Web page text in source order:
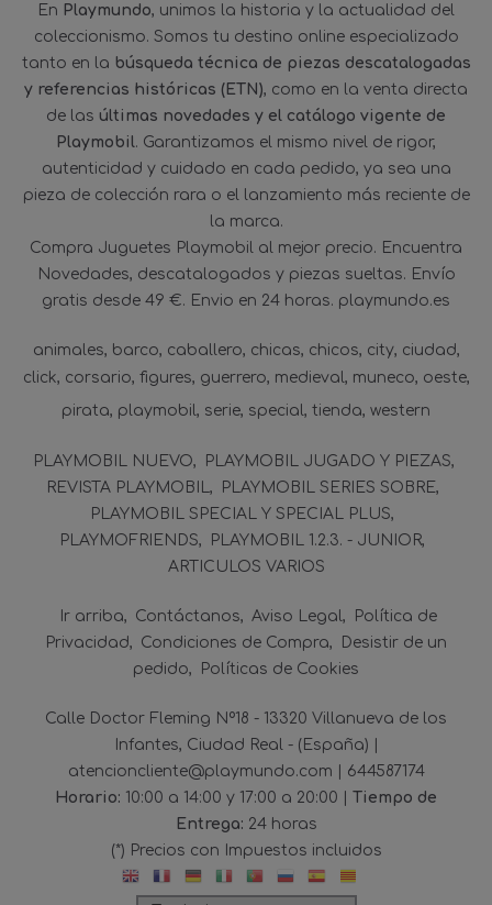
En Playmundo, unimos la historia y la actualidad del
coleccionismo. Somos tu destino online especializado
tanto en la búsqueda técnica de piezas descatalogadas
y referencias históricas (ETN), como en la venta directa
de las últimas novedades y el catálogo vigente de
Playmobil. Garantizamos el mismo nivel de rigor,
autenticidad y cuidado en cada pedido, ya sea una
pieza de colección rara o el lanzamiento más reciente de
la marca.
Compra Juguetes Playmobil al mejor precio. Encuentra
Novedades, descatalogados y piezas sueltas. Envío
gratis desde 49 €. Envio en 24 horas. playmundo.es
animales barco caballero chicas chicos city ciudad
click corsario figures guerrero medieval muneco oeste
pirata playmobil serie special tienda western
PLAYMOBIL NUEVO
PLAYMOBIL JUGADO Y PIEZAS
REVISTA PLAYMOBIL
PLAYMOBIL SERIES SOBRE
PLAYMOBIL SPECIAL Y SPECIAL PLUS
PLAYMOFRIENDS
PLAYMOBIL 1.2.3. - JUNIOR
ARTICULOS VARIOS
Ir arriba Contáctanos Aviso Legal
Política de
Privacidad
Condiciones de Compra
Desistir de un
pedido
Políticas de Cookies
Calle Doctor Fleming Nº18 - 13320 Villanueva de los
Infantes, Ciudad Real - (España) |
atencioncliente@playmundo.com | 644587174
Horario: 10:00 a 14:00 y 17:00 a 20:00 | Tiempo de
Entrega: 24 horas
(*) Precios con Impuestos incluidos